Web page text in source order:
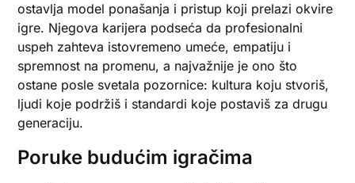
ostavlja model ponašanja i pristup koji prelazi okvire
igre. Njegova karijera podseća da profesionalni
uspeh zahteva istovremeno umeće, empatiju i
spremnost na promenu, a najvažnije je ono što
ostane posle svetala pozornice: kultura koju stvoriš,
ljudi koje podržiš i standardi koje postaviš za drugu
generaciju.
Poruke budućim igračima